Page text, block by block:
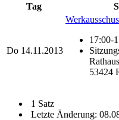
Tag
Do 14.11.2013
17:00-
53424
1 Satz
Letzte Änderung: